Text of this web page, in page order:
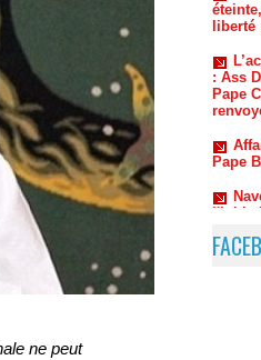
ne peut
: Ass
Pape
Pape
natale